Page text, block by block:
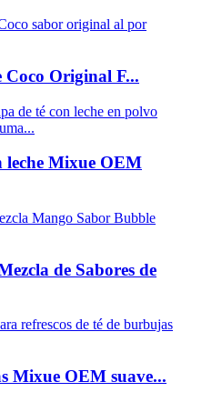
Coco Original F...
leche Mixue OEM
de Sabores de
Mixue OEM suave...